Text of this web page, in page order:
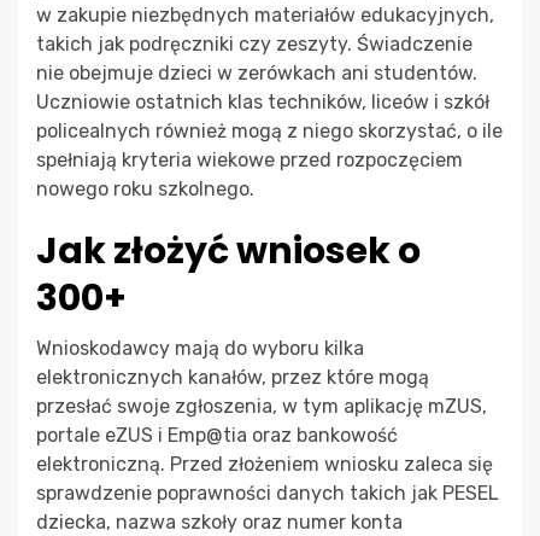
w zakupie niezbędnych materiałów edukacyjnych,
takich jak podręczniki czy zeszyty. Świadczenie
nie obejmuje dzieci w zerówkach ani studentów.
Uczniowie ostatnich klas techników, liceów i szkół
policealnych również mogą z niego skorzystać, o ile
spełniają kryteria wiekowe przed rozpoczęciem
nowego roku szkolnego.
Jak złożyć wniosek o
300+
Wnioskodawcy mają do wyboru kilka
elektronicznych kanałów, przez które mogą
przesłać swoje zgłoszenia, w tym aplikację mZUS,
portale eZUS i Emp@tia oraz bankowość
elektroniczną. Przed złożeniem wniosku zaleca się
sprawdzenie poprawności danych takich jak PESEL
dziecka, nazwa szkoły oraz numer konta